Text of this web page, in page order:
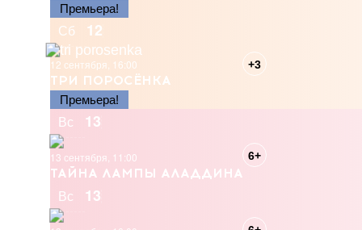
Премьера!
Сб
12
12 сентября, 16:00
ТРИ ПОРОСЁНКА
+3
Премьера!
Вс
13
13 сентября, 11:00
ТАЙНА ЛАМПЫ АЛАДДИНА
6+
Вс 13